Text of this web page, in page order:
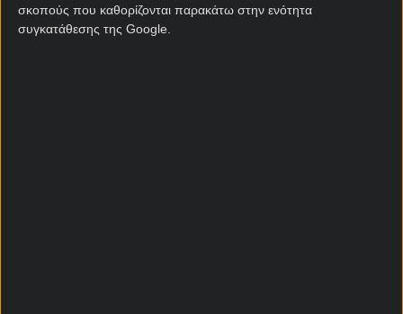
σκοπούς που καθορίζονται παρακάτω στην ενότητα
συγκατάθεσης της Google.
σου για παιχνίδι.